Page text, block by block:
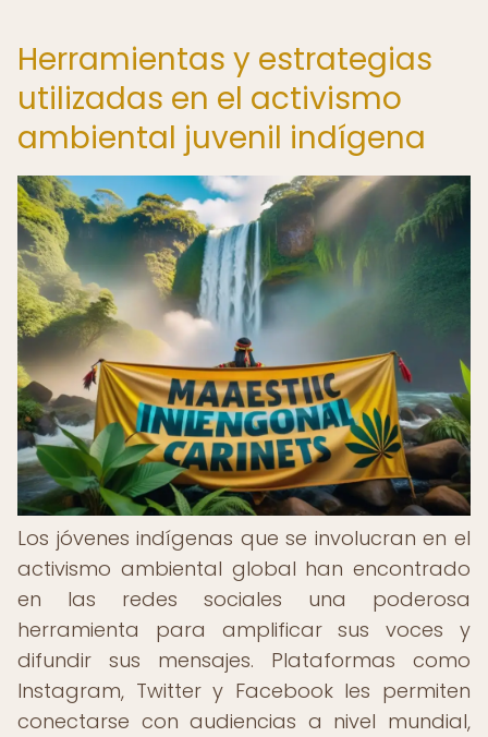
Herramientas y estrategias
utilizadas en el activismo
ambiental juvenil indígena
Los jóvenes indígenas que se involucran en el
activismo ambiental global han encontrado
en las redes sociales una poderosa
herramienta para amplificar sus voces y
difundir sus mensajes. Plataformas como
Instagram, Twitter y Facebook les permiten
conectarse con audiencias a nivel mundial,